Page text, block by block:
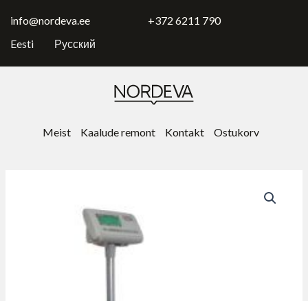
content
info@nordeva.ee
+372 6211 790
Eesti
Русский
Meist Kaalude remont Kontakt Ostukorv